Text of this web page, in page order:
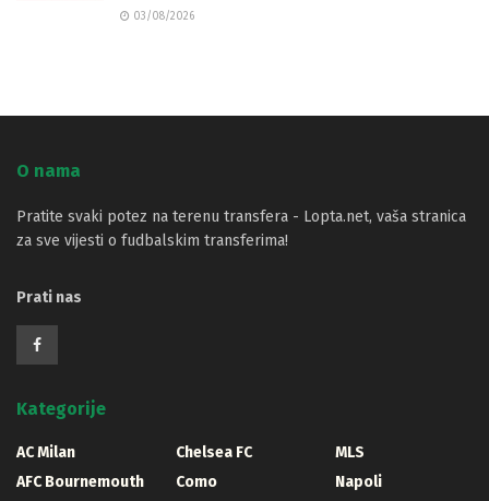
03/08/2026
O nama
Pratite svaki potez na terenu transfera - Lopta.net, vaša stranica
za sve vijesti o fudbalskim transferima!
Prati nas
Kategorije
AC Milan
AFC Bournemouth
Chelsea FC
Como
MLS
Napoli